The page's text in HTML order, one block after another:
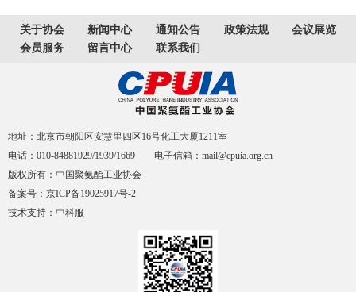
关于协会 新闻中心 通知公告 政策法规
会议展览
会员服务
留言中心 联系我们
地址：北京市朝阳区安慧里四区16号化工大厦1211室
电话：010-84881929/1939/1669 电子信箱：mail@cpuia.org.cn
版权所有：中国聚氨酯工业协会
备案号：京ICP备19025917号-2
技术支持：中科服